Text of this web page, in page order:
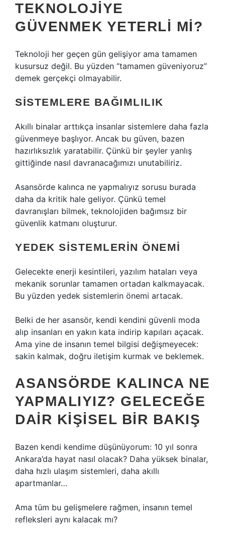
TEKNOLOJIYE
GÜVENMEK YETERLI MI?
Teknoloji her geçen gün gelişiyor ama tamamen
kusursuz değil. Bu yüzden “tamamen güveniyoruz”
demek gerçekçi olmayabilir.
SISTEMLERE BAĞIMLILIK
Akıllı binalar arttıkça insanlar sistemlere daha fazla
güvenmeye başlıyor. Ancak bu güven, bazen
hazırlıksızlık yaratabilir. Çünkü bir şeyler yanlış
gittiğinde nasıl davranacağımızı unutabiliriz.
Asansörde kalınca ne yapmalıyız sorusu burada
daha da kritik hale geliyor. Çünkü temel
davranışları bilmek, teknolojiden bağımsız bir
güvenlik katmanı oluşturur.
YEDEK SISTEMLERIN ÖNEMI
Gelecekte enerji kesintileri, yazılım hataları veya
mekanik sorunlar tamamen ortadan kalkmayacak.
Bu yüzden yedek sistemlerin önemi artacak.
Belki de her asansör, kendi kendini güvenli moda
alıp insanları en yakın kata indirip kapıları açacak.
Ama yine de insanın temel bilgisi değişmeyecek:
sakin kalmak, doğru iletişim kurmak ve beklemek.
ASANSÖRDE KALINCA NE
YAPMALIYIZ? GELECEĞE
DAIR KIŞISEL BIR BAKIŞ
Bazen kendi kendime düşünüyorum: 10 yıl sonra
Ankara’da hayat nasıl olacak? Daha yüksek binalar,
daha hızlı ulaşım sistemleri, daha akıllı
apartmanlar…
Ama tüm bu gelişmelere rağmen, insanın temel
refleksleri aynı kalacak mı?